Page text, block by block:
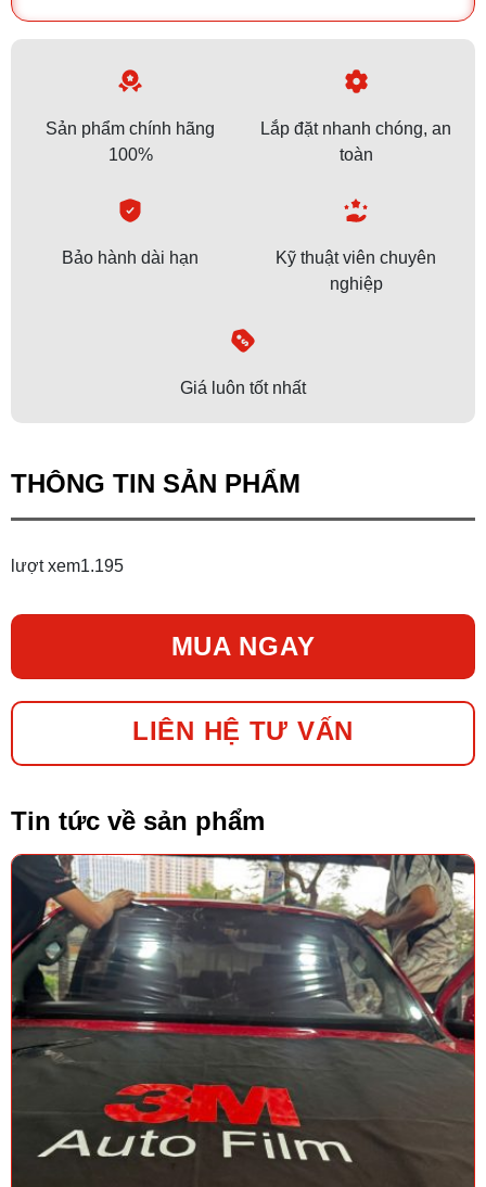
Sản phẩm chính hãng
100%
Lắp đặt nhanh chóng, an
toàn
Bảo hành dài hạn
Kỹ thuật viên chuyên
nghiệp
Giá luôn tốt nhất
THÔNG TIN SẢN PHẨM
lượt xem1.195
MUA NGAY
LIÊN HỆ TƯ VẤN
Tin tức về sản phẩm